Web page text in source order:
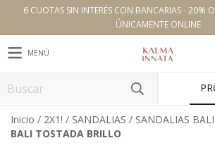
6 CUOTAS SIN INTERÉS CON BANCARIAS - 20%
ÚNICAMENTE ONLINE
MENÚ
Inicio / 2X1! / SANDALIAS / SANDALIAS BALI
BALI TOSTADA BRILLO